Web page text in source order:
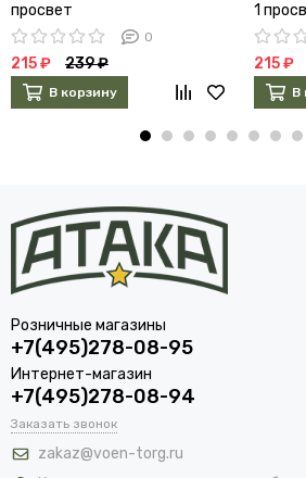
просвет
0
215 ₽ 239 ₽
В корзину
1
215 ₽
В
Розничные магазины
+7(495)278-08-95
Интернет-магазин
+7(495)278-08-94
Заказать звонок
zakaz@voen-torg.ru